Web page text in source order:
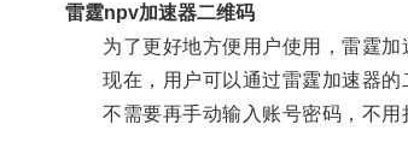
雷霆npv加速器二维码
为了更好地方便用户使用，雷霆加
现在，用户可以通过雷霆加速器的
不需要再手动输入账号密码，不用